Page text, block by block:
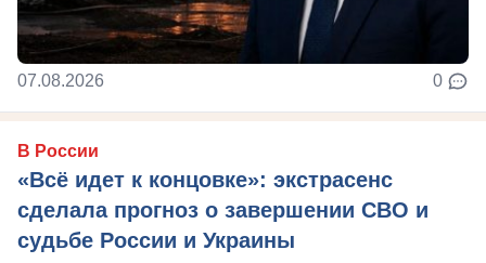
07.08.2026 0
В России
«Всё идет к концовке»: экстрасенс
сделала прогноз о завершении СВО и
судьбе России и Украины